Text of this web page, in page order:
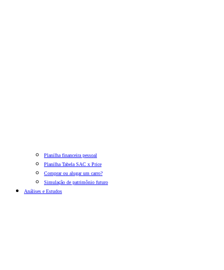
Planilha financeira pessoal
Planilha Tabela SAC x Price
Comprar ou alugar um carro?
Simulação de patrimônio futuro
Análises e Estudos